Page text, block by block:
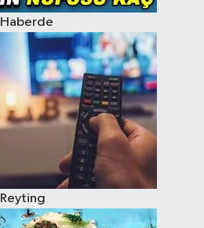
Haberde
Reyting